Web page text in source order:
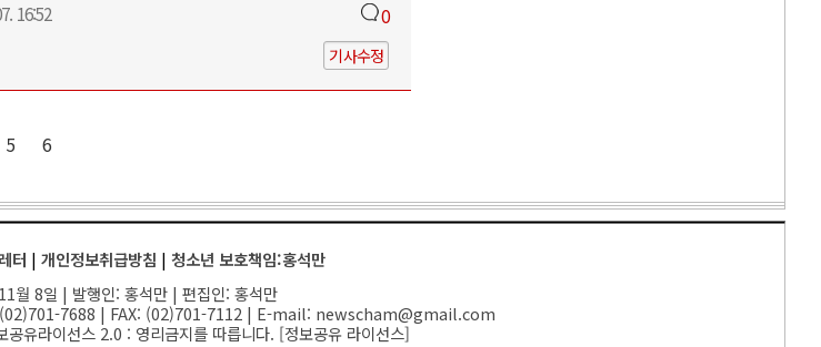
16:52 0
기사수정
5 6
터 | 개인정보취급방침 | 청소년 보호책임:홍석만
월 8일 | 발행인: 홍석만 | 편집인: 홍석만
7688 | FAX: (02)701-7112 | E-mail: newscham@gmail.com
유라이선스 2.0 : 영리금지를 따릅니다. [정보공유 라이선스]